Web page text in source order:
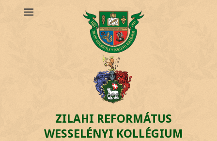
ZILAHI REFORMÁTUS
WESSELÉNYI KOLLÉGIUM